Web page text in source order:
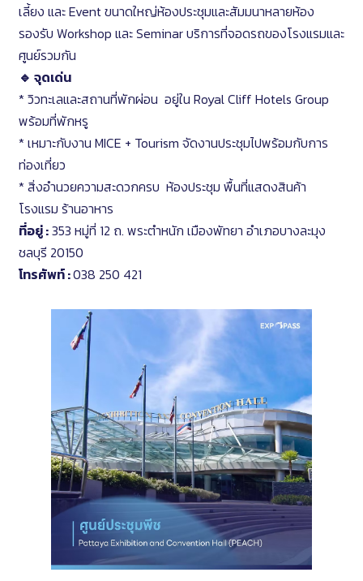
เลี้ยง และ Event ขนาดใหญ่ห้องประชุมและสัมมนาหลายห้อง
รองรับ Workshop และ Seminar บริการที่จอดรถของโรงแรมและ
ศูนย์รวมกัน
🔹 จุดเด่น
* วิวทะเลและสถานที่พักผ่อน อยู่ใน Royal Cliff Hotels Group
พร้อมที่พักหรู
* เหมาะกับงาน MICE + Tourism จัดงานประชุมไปพร้อมกับการ
ท่องเที่ยว
* สิ่งอำนวยความสะดวกครบ ห้องประชุม พื้นที่แสดงสินค้า
โรงแรม ร้านอาหาร
ที่อยู่ :353 หมู่ที่ 12 ถ. พระตำหนัก เมืองพัทยา อำเภอบางละมุง
ชลบุรี 20150
โทรศัพท์ :038 250 421